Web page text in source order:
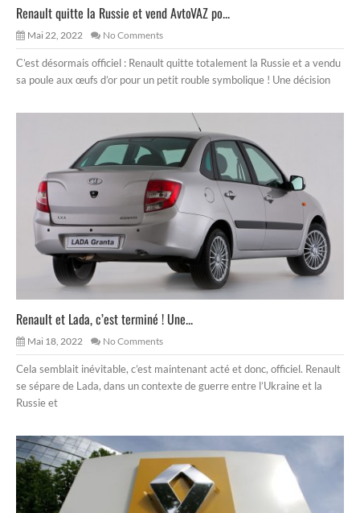
Renault quitte la Russie et vend AvtoVAZ po...
Mai 22, 2022 No Comments
C’est désormais officiel : Renault quitte totalement la Russie et a vendu
sa poule aux œufs d’or pour un petit rouble symbolique ! Une décision
Renault et Lada, c’est terminé ! Une...
Mai 18, 2022 No Comments
Cela semblait inévitable, c’est maintenant acté et donc, officiel. Renault
se sépare de Lada, dans un contexte de guerre entre l’Ukraine et la
Russie et